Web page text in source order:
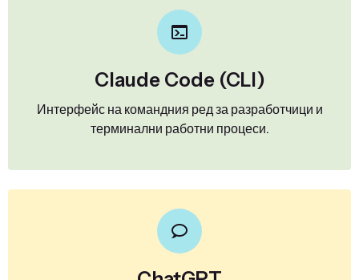
Claude Code (CLI)
Интерфейс на командния ред за разработчици и
терминални работни процеси.